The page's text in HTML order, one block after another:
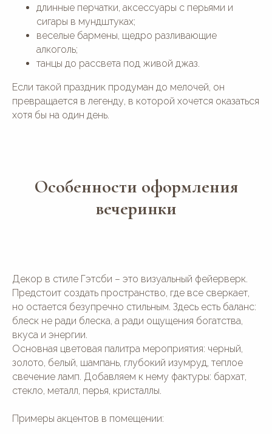
длинные перчатки, аксессуары с перьями и
сигары в мундштуках;
веселые бармены, щедро разливающие
алкоголь;
танцы до рассвета под живой джаз.
Если такой праздник продуман до мелочей, он
превращается в легенду, в которой хочется оказаться
хотя бы на один день.
Особенности оформления
вечеринки
Декор в стиле Гэтсби – это визуальный фейерверк.
Предстоит создать пространство, где все сверкает,
но остается безупречно стильным. Здесь есть баланс:
блеск не ради блеска, а ради ощущения богатства,
вкуса и энергии.
Основная цветовая палитра мероприятия: черный,
золото, белый, шампань, глубокий изумруд, теплое
свечение ламп. Добавляем к нему фактуры: бархат,
стекло, металл, перья, кристаллы.
Примеры акцентов в помещении: